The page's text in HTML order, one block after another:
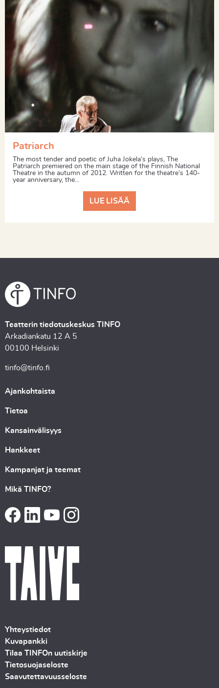
Patriarch
The most tender and poetic of Juha Jokela’s plays, The
Patriarch premiered on the main stage of the Finnish National
Theatre in the autumn of 2012. Written for the theatre’s 140-
year anniversary, the...
LUE LISÄÄ
Teatterin tiedotuskeskus TINFO
Arkadiankatu 12 A 5
00100 Helsinki
tinfo@tinfo.fi
Ajankohtaista
Tietoa
Kansainvälisyys
Hankkeet
Kampanjat ja teemat
Mikä TINFO?
Yhteystiedot
Kuvapankki
Tilaa TINFOn uutiskirje
Tietosuojaseloste
Saavutettavuusseloste